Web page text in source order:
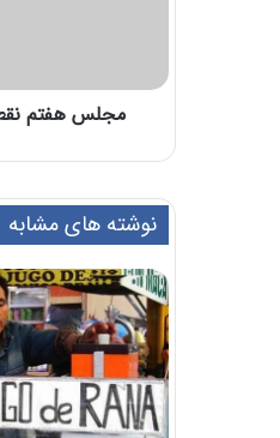
مجلس هفتم
نوشته های مشابه